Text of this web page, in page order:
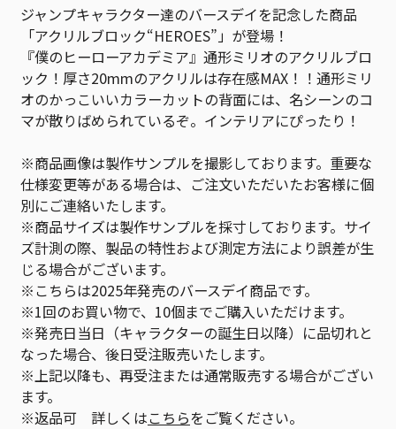
ジャンプキャラクター達のバースデイを記念した商品
「アクリルブロック“HEROES”」が登場！
『僕のヒーローアカデミア』通形ミリオのアクリルブロ
ック！厚さ20mmのアクリルは存在感MAX！！通形ミリ
オのかっこいいカラーカットの背面には、名シーンのコ
マが散りばめられているぞ。インテリアにぴったり！
※商品画像は製作サンプルを撮影しております。重要な
仕様変更等がある場合は、ご注文いただいたお客様に個
別にご連絡いたします。
※商品サイズは製作サンプルを採寸しております。サイ
ズ計測の際、製品の特性および測定方法により誤差が生
じる場合がございます。
※こちらは2025年発売のバースデイ商品です。
※1回のお買い物で、10個までご購入いただけます。
※発売日当日（キャラクターの誕生日以降）に品切れと
なった場合、後日受注販売いたします。
※上記以降も、再受注または通常販売する場合がござい
ます。
※返品可 詳しくはこちらをご覧ください。